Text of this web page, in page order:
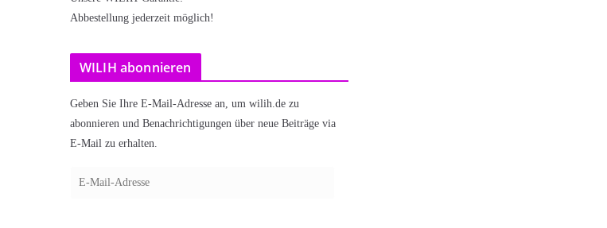
Abbestellung jederzeit möglich!
WILIH abonnieren
Geben Sie Ihre E-Mail-Adresse an, um wilih.de zu
abonnieren und Benachrichtigungen über neue Beiträge via
E-Mail zu erhalten.